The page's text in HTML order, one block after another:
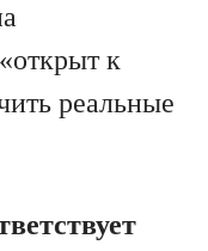
к
реальные